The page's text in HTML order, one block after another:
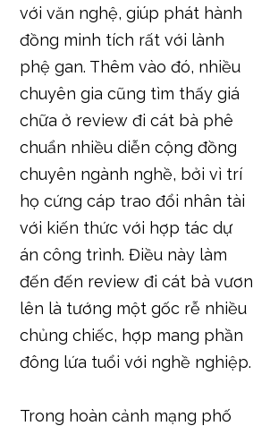
với văn nghệ, giúp phát hành
đồng minh tích rất với lành
phệ gan. Thêm vào đó, nhiều
chuyên gia cũng tìm thấy giá
chữa ở review đi cát bà phê
chuẩn nhiều diễn cộng đồng
chuyên ngành nghề, bởi vì trí
họ cứng cáp trao đổi nhân tài
với kiến thức với hợp tác dự
án công trình. Điều này làm
đến đến review đi cát bà vươn
lên là tướng một gốc rễ nhiều
chủng chiếc, hợp mang phần
đông lứa tuổi với nghề nghiệp.
Trong hoàn cảnh mạng phố